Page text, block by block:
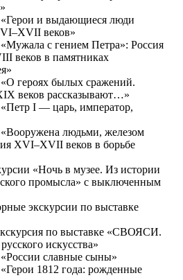
и выдающиеся люди
веков»
с гением Петра»: Россия
веков в памятниках
героях былых сражений.
веков рассказывают…»
I — царь, император,
людьми, железом
XVI–XVII веков в борьбе
«Ночь в музее. Из истории
промысла» с выключенным
экскурсии по выставке
по выставке «СВОЯСИ.
искусства»
славные сыны»
1812 года: рожденные